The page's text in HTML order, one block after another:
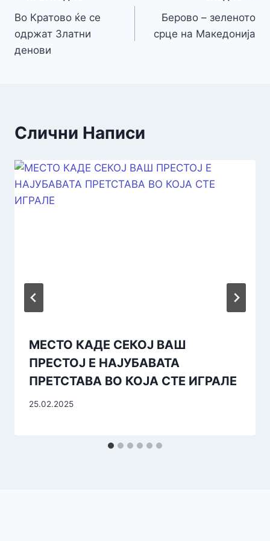
Во Кратово ќе се
одржат Златни
денови
Берово – зеленото
срце на Македонија
Слични Написи
МЕСТО КАДЕ СЕКОЈ ВАШ
ПРЕСТОЈ Е НАЈУБАВАТА
ПРЕТСТАВА ВО КОЈА СТЕ ИГРАЛЕ
25.02.2025